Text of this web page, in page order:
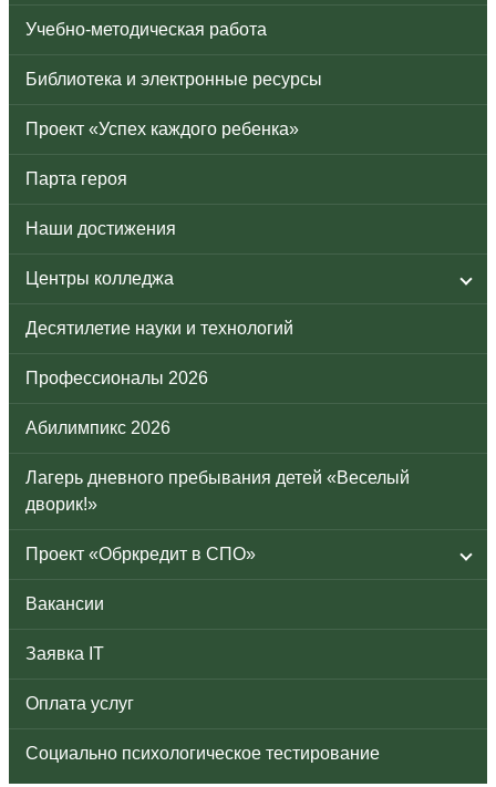
Учебно-методическая работа
Библиотека и электронные ресурсы
Проект «Успех каждого ребенка»
Парта героя
Наши достижения
Центры колледжа
Десятилетие науки и технологий
Профессионалы 2026
Абилимпикс 2026
Лагерь дневного пребывания детей «Веселый
дворик!»
Проект «Обркредит в СПО»
Вакансии
Заявка IT
Оплата услуг
Социально психологическое тестирование